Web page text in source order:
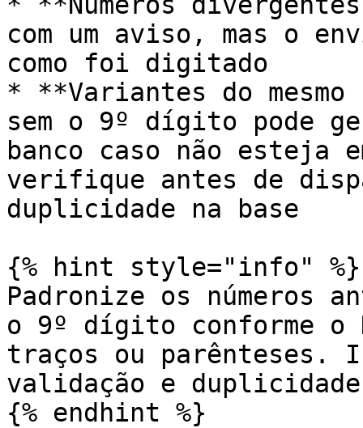
com um aviso, mas o
como foi digitado
* **Variantes do mesmo
sem o 9º dígito pode
banco caso não esteja
verifique antes de
duplicidade na base
{% hint style="info" %}
Padronize os números
o 9º dígito conforme o
traços ou parênteses.
validação e
{% endhint %}